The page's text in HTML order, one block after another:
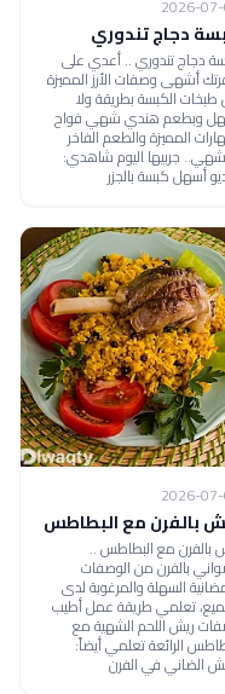
2026-
دجاج تندوري
دجاج تندوري .. أعدي على
أشهى وصفات الأرز المميزة
الكبسة بطريقة ولا
وبطعم هندي شهي فواح
المميزة والطعم الفاخر
جربيها اليوم شاهدي:
أسهل كبسة بالجزر
2026-
بالفرن مع البطاطس
بالفرن مع البطاطس ..
بالفرن من الوصفات
السهلة والمرغوبة لدى
تعلمي طريقة عمل أطيب
ريش اللحم الشهية مع
الرائعة تعلمي أيضاً:
الضاني في الفرن